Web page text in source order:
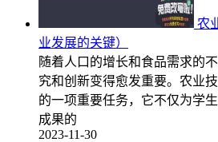
农
业发展的关键）
随着人口的增长和食品需求的
究和创新变得愈发重要。农业
的一项重要任务，它不仅为学
成果的
2023-11-30